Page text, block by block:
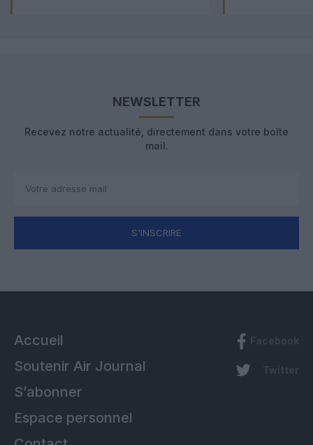
NEWSLETTER
Recevez notre actualité, directement dans votre boîte
mail.
S'INSCRIRE
Accueil
Soutenir Air Journal
S’abonner
Espace personnel